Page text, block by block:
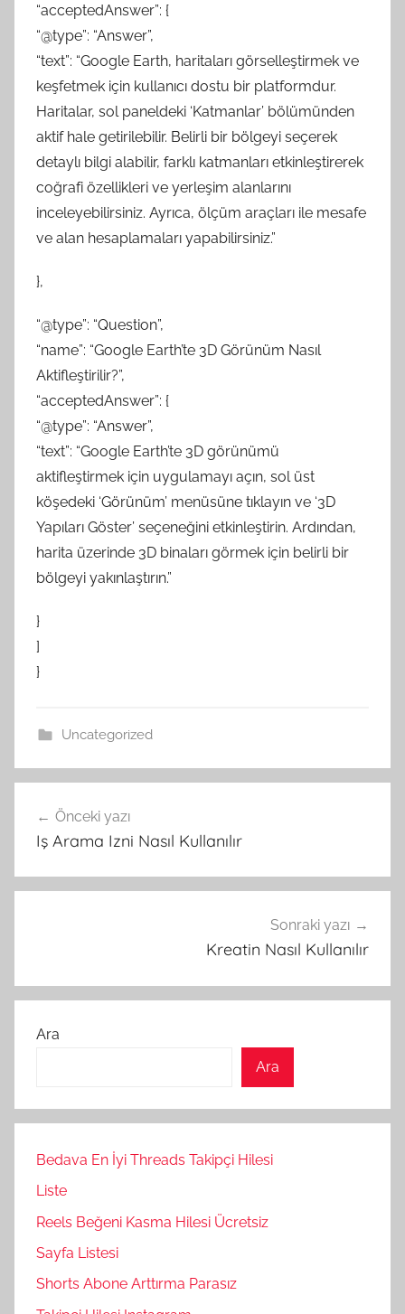
“acceptedAnswer”: {
“@type”: “Answer”,
“text”: “Google Earth, haritaları görselleştirmek ve
keşfetmek için kullanıcı dostu bir platformdur.
Haritalar, sol paneldeki ‘Katmanlar’ bölümünden
aktif hale getirilebilir. Belirli bir bölgeyi seçerek
detaylı bilgi alabilir, farklı katmanları etkinleştirerek
coğrafi özellikleri ve yerleşim alanlarını
inceleyebilirsiniz. Ayrıca, ölçüm araçları ile mesafe
ve alan hesaplamaları yapabilirsiniz.”
},
“@type”: “Question”,
“name”: “Google Earth’te 3D Görünüm Nasıl
Aktifleştirilir?”,
“acceptedAnswer”: {
“@type”: “Answer”,
“text”: “Google Earth’te 3D görünümü
aktifleştirmek için uygulamayı açın, sol üst
köşedeki ‘Görünüm’ menüsüne tıklayın ve ‘3D
Yapıları Göster’ seçeneğini etkinleştirin. Ardından,
harita üzerinde 3D binaları görmek için belirli bir
bölgeyi yakınlaştırın.”
}
]
}
Uncategorized
gezinmesi
Önceki yazı
Iş Arama Izni Nasıl Kullanılır
Sonraki yazı
Kreatin Nasıl Kullanılır
Ara
Ara
Bedava En İyi Threads Takipçi Hilesi
Liste
Reels Beğeni Kasma Hilesi Ücretsiz
Sayfa Listesi
Shorts Abone Arttırma Parasız